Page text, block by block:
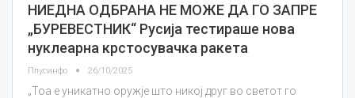
НИЕДНА ОДБРАНА НЕ МОЖЕ ДА ГО ЗАПРЕ
„БУРЕВЕСТНИК“ Русија тестираше нова
нуклеарна крстосувачка ракета
Плусинфо 26/10/2025
„Тоа е уникатно оружје што никој друг во светот го